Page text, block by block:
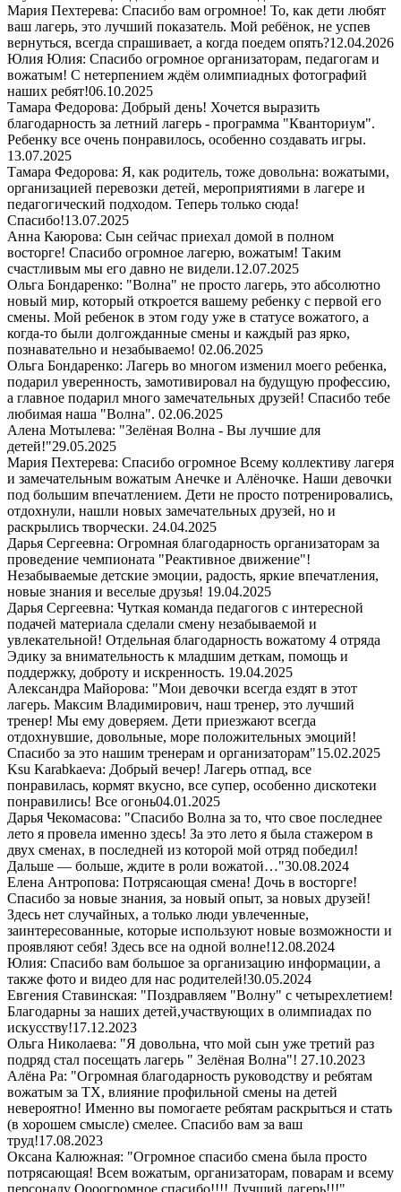
Мария Пехтерева: Спасибо вам огромное! То, как дети любят
ваш лагерь, это лучший показатель. Мой ребёнок, не успев
вернуться, всегда спрашивает, а когда поедем опять?12.04.2026
Юлия Юлия: Спасибо огромное организаторам, педагогам и
вожатым! С нетерпением ждём олимпиадных фотографий
наших ребят!06.10.2025
Тамара Федорова: Добрый день! Хочется выразить
благодарность за летний лагерь - программа "Кванториум".
Ребенку все очень понравилось, особенно создавать игры.
13.07.2025
Тамара Федорова: Я, как родитель, тоже довольна: вожатыми,
организацией перевозки детей, мероприятиями в лагере и
педагогический подходом. Теперь только сюда!
Спасибо!13.07.2025
Анна Каюрова: Сын сейчас приехал домой в полном
восторге! Спасибо огромное лагерю, вожатым! Таким
счастливым мы его давно не видели.12.07.2025
Ольга Бондаренко: "Волна" не просто лагерь, это абсолютно
новый мир, который откроется вашему ребенку с первой его
смены. Мой ребенок в этом году уже в статусе вожатого, а
когда-то были долгожданные смены и каждый раз ярко,
познавательно и незабываемо! 02.06.2025
Ольга Бондаренко: Лагерь во многом изменил моего ребенка,
подарил уверенность, замотивировал на будущую профессию,
а главное подарил много замечательных друзей! Спасибо тебе
любимая наша "Волна". 02.06.2025
Алена Мотылева: "Зелёная Волна - Вы лучшие для
детей!"29.05.2025
Мария Пехтерева: Спасибо огромное Всему коллективу лагеря
и замечательным вожатым Анечке и Алёночке. Наши девочки
под большим впечатлением. Дети не просто потренировались,
отдохнули, нашли новых замечательных друзей, но и
раскрылись творчески. 24.04.2025
Дарья Сергеевна: Огромная благодарность организаторам за
проведение чемпионата "Реактивное движение"!
Незабываемые детские эмоции, радость, яркие впечатления,
новые знания и веселые друзья! 19.04.2025
Дарья Сергеевна: Чуткая команда педагогов с интересной
подачей материала сделали смену незабываемой и
увлекательной! Отдельная благодарность вожатому 4 отряда
Эдику за внимательность к младшим деткам, помощь и
поддержку, доброту и искренность. 19.04.2025
Александра Майорова: "Мои девочки всегда ездят в этот
лагерь. Максим Владимирович, наш тренер, это лучший
тренер! Мы ему доверяем. Дети приезжают всегда
отдохнувшие, довольные, море положительных эмоций!
Спасибо за это нашим тренерам и организаторам"15.02.2025
Ksu Karabkaeva: Добрый вечер! Лагерь отпад, все
понравилась, кормят вкусно, все супер, особенно дискотеки
понравились! Все огонь04.01.2025
Дарья Чекомасова: "Спасибо Волна за то, что свое последнее
лето я провела именно здесь! За это лето я была стажером в
двух сменах, в последней из которой мой отряд победил!
Дальше — больше, ждите в роли вожатой…"30.08.2024
Елена Антропова: Потрясающая смена! Дочь в восторге!
Спасибо за новые знания, за новый опыт, за новых друзей!
Здесь нет случайных, а только люди увлеченные,
заинтересованные, которые используют новые возможности и
проявляют себя! Здесь все на одной волне!12.08.2024
Юлия: Спасибо вам большое за организацию информации, а
также фото и видео для нас родителей!30.05.2024
Евгения Ставинская: "Поздравляем "Волну" с четырехлетием!
Благодарны за наших детей,участвующих в олимпиадах по
искусству!17.12.2023
Ольга Николаева: "Я довольна, что мой сын уже третий раз
подряд стал посещать лагерь " Зелёная Волна"! 27.10.2023
Алёна Ра: "Огромная благодарность руководству и ребятам
вожатым за ТХ, влияние профильной смены на детей
невероятно! Именно вы помогаете ребятам раскрыться и стать
(в хорошем смысле) смелее. Спасибо вам за ваш
труд!17.08.2023
Оксана Калюжная: "Огромное спасибо смена была просто
потрясающая! Всем вожатым, организаторам, поварам и всему
персоналу Оооогромное спасибо!!!! Лучший лагерь!!!"